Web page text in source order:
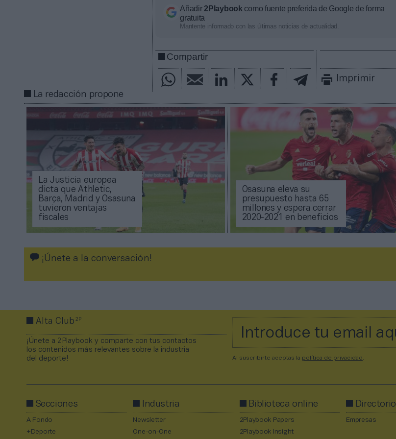
Añadir2Playbook como fuente preferida de Google de forma
gratuita
Mantente informado con las últimas noticias de actualidad.
Compartir
Imprimir
La redacción propone
La Justicia europea
dicta que Athletic,
Barça, Madrid y Osasuna
tuvieron ventajas
fiscales
Osasuna eleva su
presupuesto hasta 65
millones y espera cerrar
2020-2021 en beneficios
¡Únete a la conversación!
Alta Club2P
¡Únete a 2Playbook y comparte con tus contactos
los contenidos más relevantes sobre la industria
del deporte!
Al suscribirte aceptas la política de privacidad
Secciones
A Fondo
+Deporte
Industria
Newsletter
One-on-One
Biblioteca online
2Playbook Papers
2Playbook Insight
Directorio
Empresas